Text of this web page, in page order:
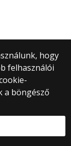
hogy
felhasználói
a böngésző